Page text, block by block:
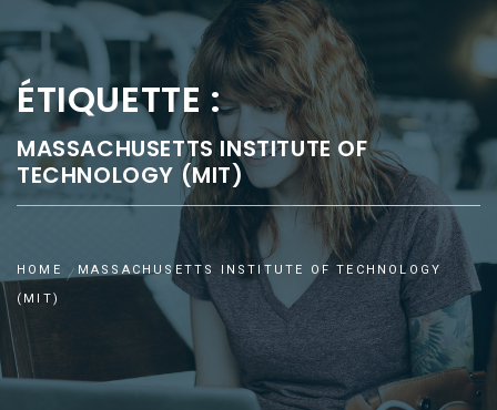
ÉTIQUETTE :
MASSACHUSETTS INSTITUTE OF
TECHNOLOGY (MIT)
HOME
MASSACHUSETTS INSTITUTE OF TECHNOLOGY
(MIT)